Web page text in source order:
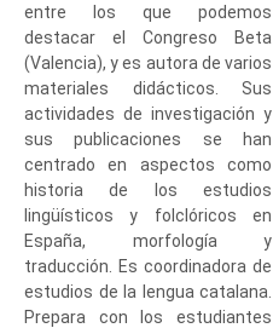
entre los que podemos
destacar el Congreso Beta
(Valencia), y es autora de varios
materiales didácticos. Sus
actividades de investigación y
sus publicaciones se han
centrado en aspectos como
historia de los estudios
lingüísticos y folclóricos en
España, morfología y
traducción. Es coordinadora de
estudios de la lengua catalana.
Prepara con los estudiantes